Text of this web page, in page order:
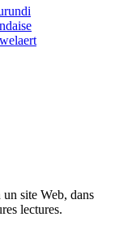
un site Web, dans
lectures.